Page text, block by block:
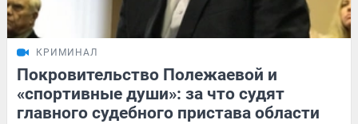
КРИМИНАЛ
Покровительство Полежаевой и
«спортивные души»: за что судят
главного судебного пристава области